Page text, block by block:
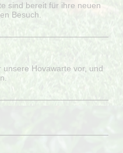
sind bereit für ihre neuen
Besuch.
Hovawarte vor, und